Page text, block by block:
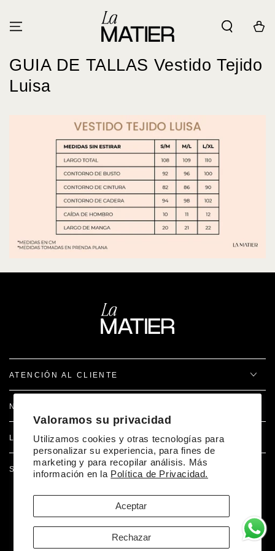
Valoramos su privacidad
Utilizamos cookies y otras tecnologías para
personalizar su experiencia, para fines de
marketing y para recopilar análisis. Más
información en la Política de Privacidad.
Aceptar
Rechazar
Carrito
GUIA DE TALLAS Vestido Tejido
Luisa
ATENCIÓN AL CLIENTE
NOSOTROS
LEGAL
SÍGUENOS EN REDES
FacebookPinterest
Desarrollado por Doer